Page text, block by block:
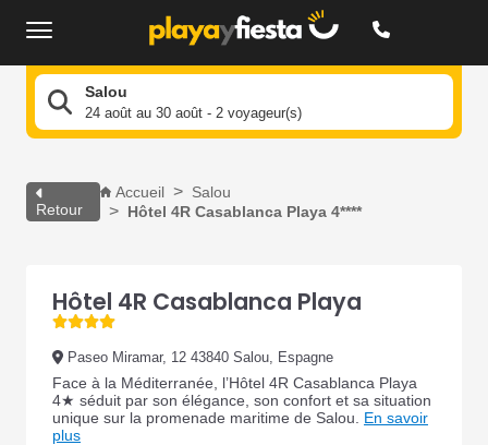
Salou
24 août au 30 août - 2 voyageur(s)
Retour
Accueil
Salou
Hôtel 4R Casablanca Playa 4****
Hôtel 4R Casablanca Playa
Paseo Miramar, 12 43840 Salou, Espagne
Face à la Méditerranée, l’Hôtel 4R Casablanca Playa
4★ séduit par son élégance, son confort et sa situation
unique sur la promenade maritime de Salou.
En savoir
plus